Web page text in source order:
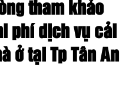
tham khảo
phí dịch vụ cải
ở tại Tp Tân An